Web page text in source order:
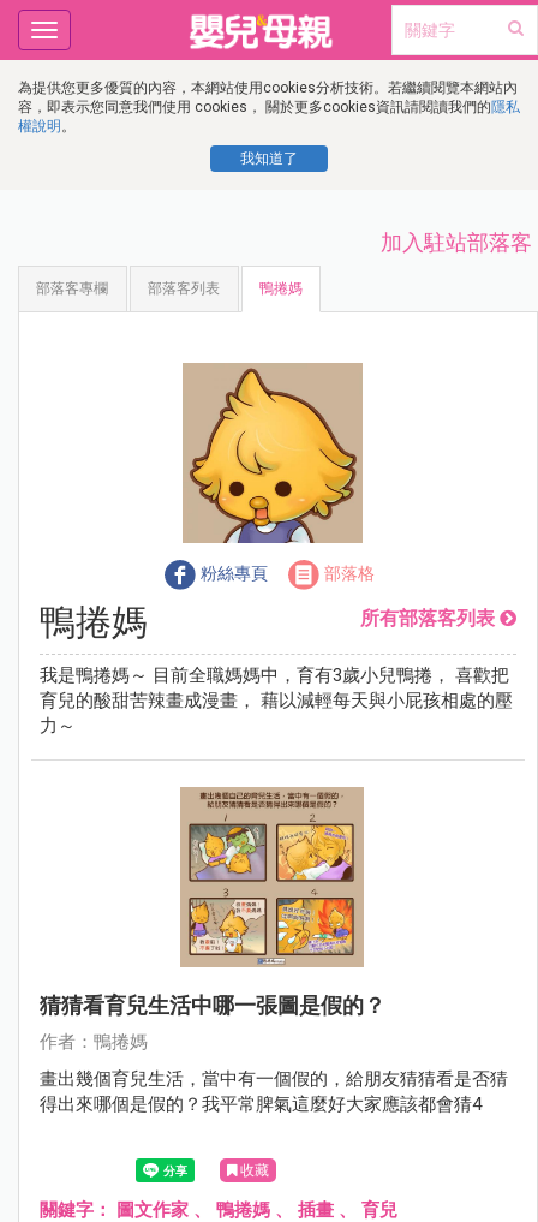
為提供您更多優質的內容，本網站使用cookies分析技術。若繼續閱覽本網站內
容，即表示您同意我們使用 cookies， 關於更多cookies資訊請閱讀我們的隱私
權說明 。
我知道了
Toggle
navigation
加入駐站部落客
部落客專欄 部落客列表 鴨捲媽
粉絲專頁 部落格
鴨捲媽 所有部落客列表
我是鴨捲媽～ 目前全職媽媽中，育有3歲小兒鴨捲， 喜歡把
育兒的酸甜苦辣畫成漫畫， 藉以減輕每天與小屁孩相處的壓
力～
猜猜看育兒生活中哪一張圖是假的？
作者：鴨捲媽
畫出幾個育兒生活，當中有一個假的，給朋友猜猜看是否猜
得出來哪個是假的？我平常脾氣這麼好大家應該都會猜4
收藏
關鍵字： 圖文作家 、 鴨捲媽 、 插畫 、 育兒